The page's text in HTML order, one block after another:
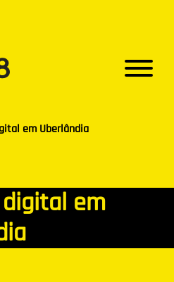
em Uberlândia
em